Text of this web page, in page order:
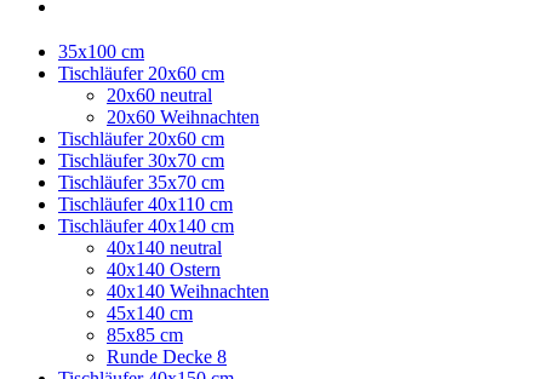
35x100 cm
Tischläufer 20x60 cm
20x60 neutral
20x60 Weihnachten
Tischläufer 20x60 cm
Tischläufer 30x70 cm
Tischläufer 35x70 cm
Tischläufer 40x110 cm
Tischläufer 40x140 cm
40x140 neutral
40x140 Ostern
40x140 Weihnachten
45x140 cm
85x85 cm
Runde Decke 8